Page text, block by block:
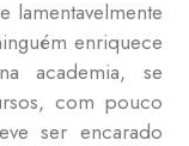
lamentavelmente
enriquece
academia, se
com pouco
ser encarado